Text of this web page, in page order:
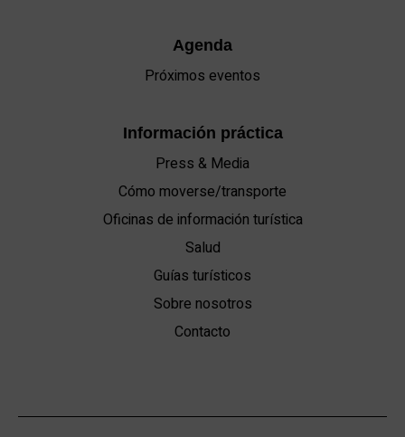
Agenda
Próximos eventos
Información práctica
Press & Media
Cómo moverse/transporte
Oficinas de información turística
Salud
Guías turísticos
Sobre nosotros
Contacto